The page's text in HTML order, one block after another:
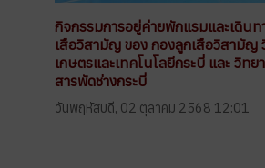
กิจกรรมการอยู่ค่ายพักแรมและเดินท
เสือวิสามัญ ของ กองลูกเสือวิสามัญ
เกษตรและเทคโนโลยีกระบี่ และ วิทย
สารพัดช่างกระบี่
วันพฤหัสบดี, 02 ตุลาคม 2568 12:01